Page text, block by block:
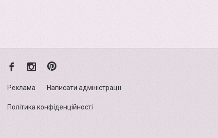
Реклама Написати адміністрації
Політика конфіденційності